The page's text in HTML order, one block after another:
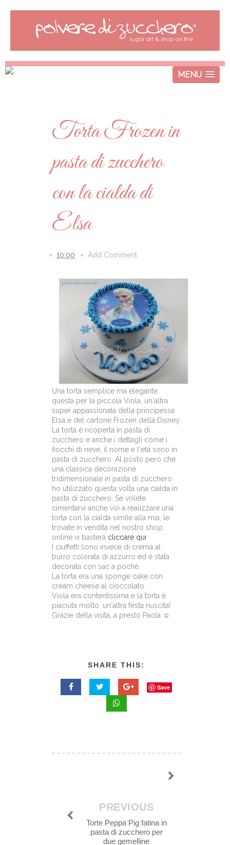
MENU
Torta Frozen in
pasta di zucchero
con la cialda di
Elsa
10:00 Add Comment
Una torta semplice ma elegante
questa per la piccola Viola, un'altra
super appassionata della principessa
Elsa e del cartone Frozen della Disney.
La torta è ricoperta in pasta di
zucchero e anche i dettagli come i
fiocchi di neve, il nome e l'età sono in
pasta di zucchero. Al posto però che
una classica decorazione
tridimensionale in pasta di zucchero
ho utilizzato questa volta una cialda in
pasta di zucchero. Se volete
cimentarvi anche voi a realizzare una
torta con la cialda simile alla mia, le
trovate in vendita nel nostro shop
online vi basterà cliccare qui
I ciuffetti sono invece di crema al
burro colorata di azzurro ed è stata
decorata con sac a pochè.
La torta era una sponge cake con
cream cheese al cioccolato.
Viola era contentissima e la torta è
piaciuta molto, un'altra festa riuscita!
Grazie della visita, a presto Paola ☺
SHARE THIS:
Save
PREVIOUS
Torte Peppa Pig fatina in
pasta di zucchero per
due gemelline